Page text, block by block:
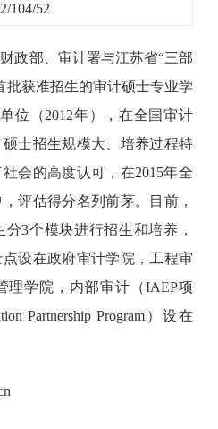
政部、审计署与江苏省“三部
批获准招生的审计硕士专业学
位（2012年），在全国审计
士招生规模大、培养过程特
会的高度认可，在2015年全
评估得分名列前茅。目前，
3个模块进行招生和培养，
设在政府审计学院，工程审
理学院，内部审计（IAEP项
Partnership Program）设在